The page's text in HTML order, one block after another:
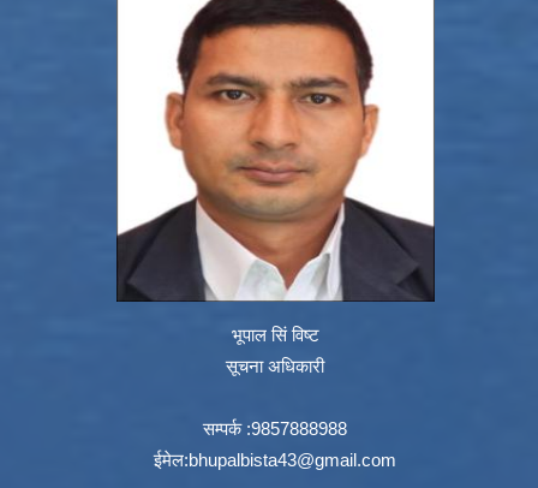
भूपाल सिं विष्ट
सूचना अधिकारी
सम्पर्क :9857888988
ईमेल:bhupalbista43@gmail.com